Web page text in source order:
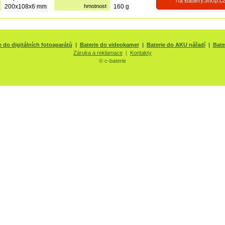
200x108x6 mm hmotnost 160 g
do digitálních fotoaparátů | Baterie do videokamer| Baterie do AKU nářadí|
Záruka a reklamace | Kontakty
© c-baterie